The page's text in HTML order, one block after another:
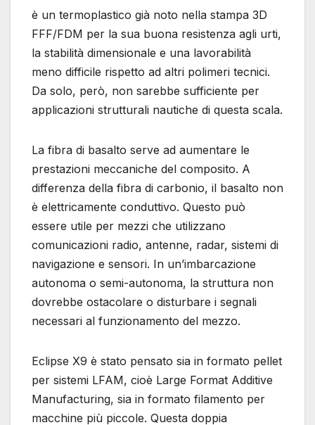
è un termoplastico già noto nella stampa 3D
FFF/FDM per la sua buona resistenza agli urti,
la stabilità dimensionale e una lavorabilità
meno difficile rispetto ad altri polimeri tecnici.
Da solo, però, non sarebbe sufficiente per
applicazioni strutturali nautiche di questa scala.
La fibra di basalto serve ad aumentare le
prestazioni meccaniche del composito. A
differenza della fibra di carbonio, il basalto non
è elettricamente conduttivo. Questo può
essere utile per mezzi che utilizzano
comunicazioni radio, antenne, radar, sistemi di
navigazione e sensori. In un’imbarcazione
autonoma o semi-autonoma, la struttura non
dovrebbe ostacolare o disturbare i segnali
necessari al funzionamento del mezzo.
Eclipse X9 è stato pensato sia in formato pellet
per sistemi LFAM, cioè Large Format Additive
Manufacturing, sia in formato filamento per
macchine più piccole. Questa doppia